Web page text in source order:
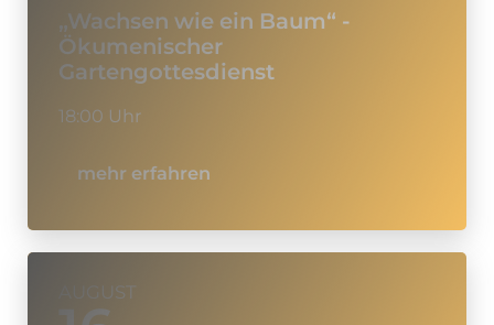
„Wachsen wie ein Baum“ -
Ökumenischer
Gartengottesdienst
18:00 Uhr
mehr erfahren
AUGUST